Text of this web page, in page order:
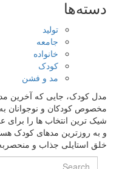
دسته‌ها
تولید
جامعه
خانواده
کودک
مد و فشن
مدل کودک، جایی که آخرین
مخصوص کودکان و نوجوانان
شیک ترین انتخاب ها را برای
و به روزترین مدهای کودک
خلق استایلی جذاب و